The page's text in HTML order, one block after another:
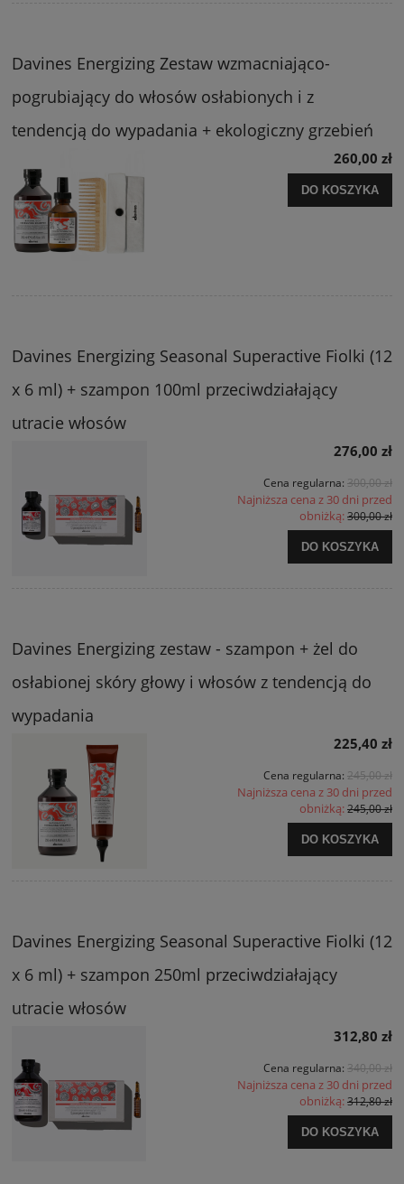
Davines Energizing Zestaw wzmacniająco-
pogrubiający do włosów osłabionych i z
tendencją do wypadania + ekologiczny grzebień
260,00 zł
DO KOSZYKA
Davines Energizing Seasonal Superactive Fiolki (12
x 6 ml) + szampon 100ml przeciwdziałający
utracie włosów
276,00 zł
Cena regularna: 300,00 zł
Najniższa cena z 30 dni przed
obniżką:300,00 zł
DO KOSZYKA
Davines Energizing zestaw - szampon + żel do
osłabionej skóry głowy i włosów z tendencją do
wypadania
225,40 zł
Cena regularna: 245,00 zł
Najniższa cena z 30 dni przed
obniżką:245,00 zł
DO KOSZYKA
Davines Energizing Seasonal Superactive Fiolki (12
x 6 ml) + szampon 250ml przeciwdziałający
utracie włosów
312,80 zł
Cena regularna: 340,00 zł
Najniższa cena z 30 dni przed
obniżką:312,80 zł
DO KOSZYKA